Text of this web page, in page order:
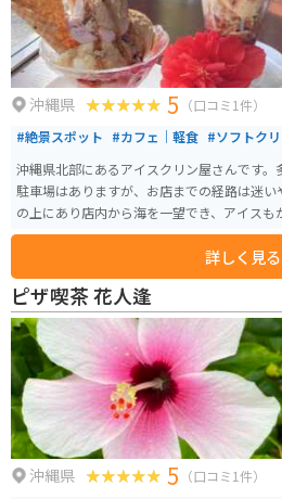
沖縄県 5 （口コミ1件）
#絶景スポット #カフェ｜軽食 #ソフトク
沖縄県北部にあるアイスクリン屋さんです。
駐車場はありますが、お店までの経路は迷
の上にあり店内から海を一望でき、アイス
スメです。
詳しく見る
ピザ喫茶 花人逢
沖縄県 5 （口コミ1件）